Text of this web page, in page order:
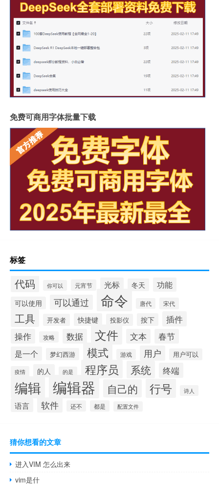
免费可商用字体批量下载
标签
代码 你可以 元宵节 光标 冬天 功能
可以使用 可以通过 命令 唐代 宋代
工具 开发者 快捷键 投影仪 按下 插件
操作 攻略 数据 文件 文本 春节
是一个 梦幻西游 模式 游戏 用户 用户可以
疫情 的人 的是 程序员 系统 终端
编辑 编辑器 自己的 行号 诗人
语言 软件 还不 都是 配置文件
猜你想看的文章
进入VIM 怎么出来
vim是什